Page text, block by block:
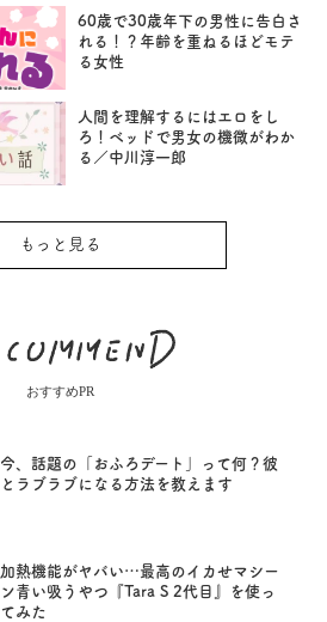
60歳で30歳年下の男性に告白さ
れる！？年齢を重ねるほどモテ
る女性
人間を理解するにはエロをし
ろ！ベッドで男女の機微がわか
る／中川淳一郎
もっと見る
おすすめPR
今、話題の「おふろデート」って何？彼
とラブラブになる方法を教えます
加熱機能がヤバい…最高のイカせマシー
ン青い吸うやつ『Tara S 2代目』を使っ
てみた